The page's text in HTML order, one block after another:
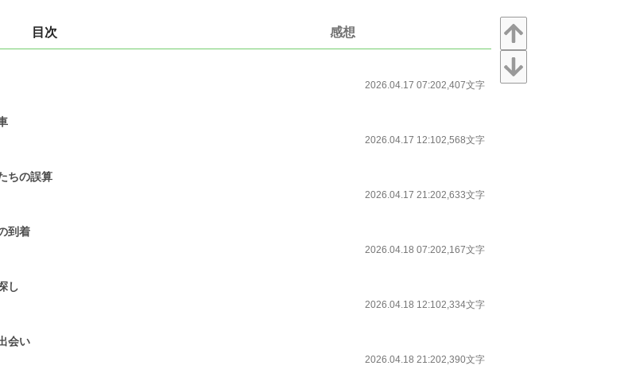
目次 感想
2026.04.17 07:202,407文字
2026.04.17 12:102,568文字
ちの誤算
2026.04.17 21:202,633文字
到着
2026.04.18 07:202,167文字
し
2026.04.18 12:102,334文字
会い
2026.04.18 21:202,390文字